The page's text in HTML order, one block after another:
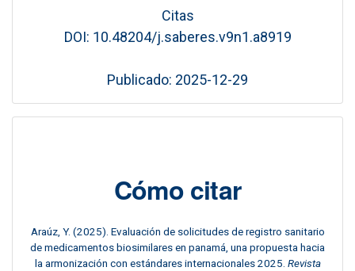
Citas
DOI: 10.48204/j.saberes.v9n1.a8919
Publicado: 2025-12-29
Cómo citar
Araúz, Y. (2025). Evaluación de solicitudes de registro sanitario
de medicamentos biosimilares en panamá, una propuesta hacia
la armonización con estándares internacionales 2025. Revista